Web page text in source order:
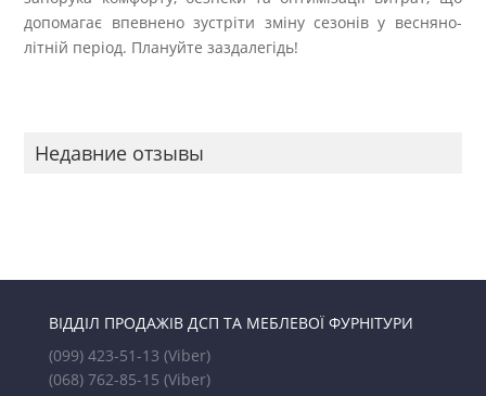
допомагає впевнено зустріти зміну сезонів у весняно-
літній період. Плануйте заздалегідь!
Недавние отзывы
ВІДДІЛ ПРОДАЖІВ ДСП ТА МЕБЛЕВОЇ ФУРНІТУРИ
(099) 423-51-13 (Viber)
(068) 762-85-15 (Viber)